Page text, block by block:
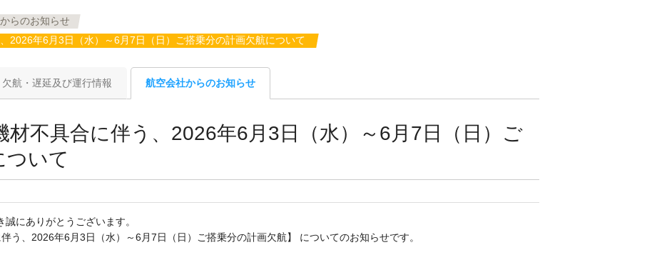
らのお知らせ
2026年6月3日（水）～6月7日（日）ご搭乗分の計画欠航について
欠航・遅延及び運行情報 航空会社からのお知らせ
材不具合に伴う、2026年6月3日（水）～6月7日（日）ご
ついて
にありがとうございます。
う、2026年6月3日（水）～6月7日（日）ご搭乗分の計画欠航】 についてのお知らせです。